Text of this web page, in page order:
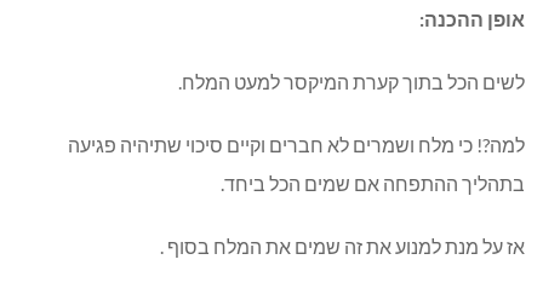
אופן ההכנה:
לשים הכל בתוך קערת המיקסר למעט המלח.
למה?! כי מלח ושמרים לא חברים וקיים סיכוי שתיהיה פגיעה
בתהליך ההתפחה אם שמים הכל ביחד.
אז על מנת למנוע את זה שמים את המלח בסוף .